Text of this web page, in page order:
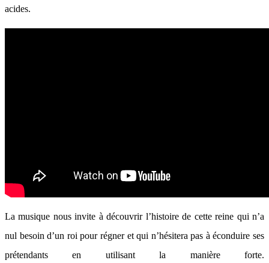
acides.
La musique nous invite à découvrir l’histoire de cette reine qui n’a
nul besoin d’un roi pour régner et qui n’hésitera pas à éconduire ses
prétendants en utilisant la manière forte.